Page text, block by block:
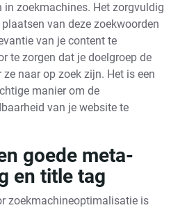
in zoekmachines. Het zorgvuldig
van deze zoekwoorden
van je content te
te zorgen dat je doelgroep de
naar op zoek zijn. Het is een
manier om de
van je website te
goede meta-
en title tag
zoekmachineoptimalisatie is